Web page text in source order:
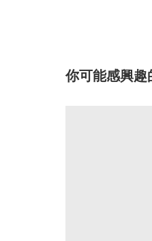
你可能感興趣